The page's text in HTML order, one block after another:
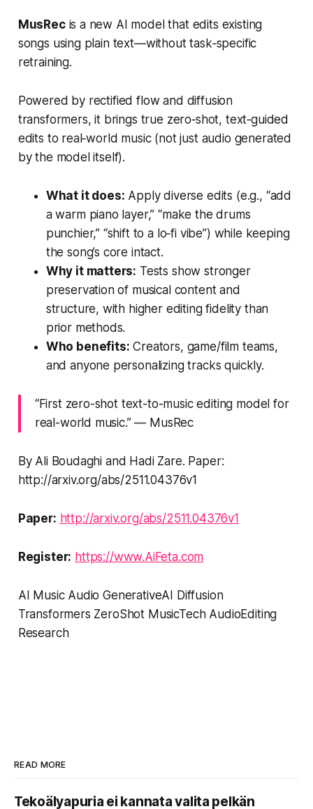
MusRecis a new AI model that edits existing
songs using plain text—without task‑specific
retraining.
Powered by rectified flow and diffusion
transformers, it brings true zero‑shot, text‑guided
edits to real‑world music (not just audio generated
by the model itself).
What it does: Apply diverse edits (e.g., “add
a warm piano layer,” “make the drums
punchier,” “shift to a lo‑fi vibe”) while keeping
the song’s core intact.
Why it matters: Tests show stronger
preservation of musical content and
structure, with higher editing fidelity than
prior methods.
Who benefits: Creators, game/film teams,
and anyone personalizing tracks quickly.
“First zero-shot text-to-music editing model for
real-world music.” — MusRec
By Ali Boudaghi and Hadi Zare. Paper:
http://arxiv.org/abs/2511.04376v1
Paper: http://arxiv.org/abs/2511.04376v1
Register: https://www.AiFeta.com
AI Music Audio GenerativeAI Diffusion
Transformers ZeroShot MusicTech AudioEditing
Research
READ MORE
Tekoälyapuria ei kannata valita pelkän